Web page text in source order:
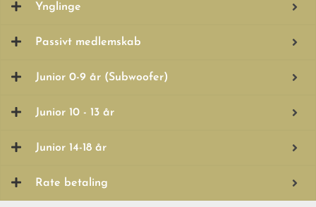
Ynglinge
Passivt medlemskab
Junior 0-9 år (Subwoofer)
Junior 10 - 13 år
Junior 14-18 år
Rate betaling